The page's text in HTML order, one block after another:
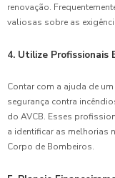
renovação.
valiosas sobre as
4. Utilize Profissionais
Contar com a ajuda de
segurança contra
do AVCB. Esses
a identificar as melhorias
Corpo de Bombeiros.